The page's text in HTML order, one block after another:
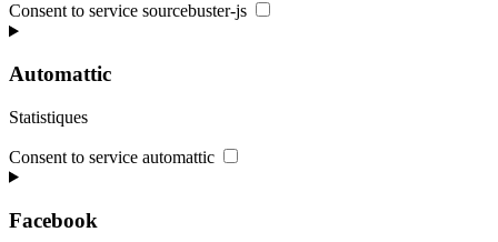
Consent to service sourcebuster-js
Automattic
Statistiques
Consent to service automattic
Facebook